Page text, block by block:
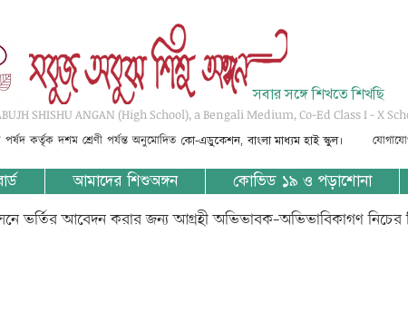
সবার সঙ্গে শিখতে শিখছি
SHISHU ANGAN (High School), a Bengali Medium, Co-Ed Class I - X
পর্ষদ কর্তৃক দশম শ্রেণী পর্যন্ত অনুমোদিত কো-এডুকেশন, বাংলা মাধ্যম হাই স্কুল।
আমাদের শিশুঅঙ্গন কোভিড ১৯ ও পড়াশোনা
ভর্তির আবেদন করার জন্য আগ্রহী অভিভাবক-অভিভাবিকাগণ নিচের